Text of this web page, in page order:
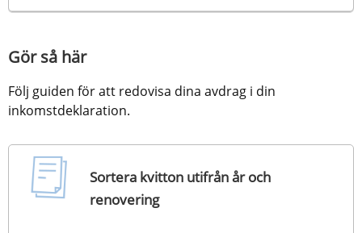
Gör så här
Följ guiden för att redovisa dina avdrag i din
inkomstdeklaration.
Sortera kvitton utifrån år och
renovering